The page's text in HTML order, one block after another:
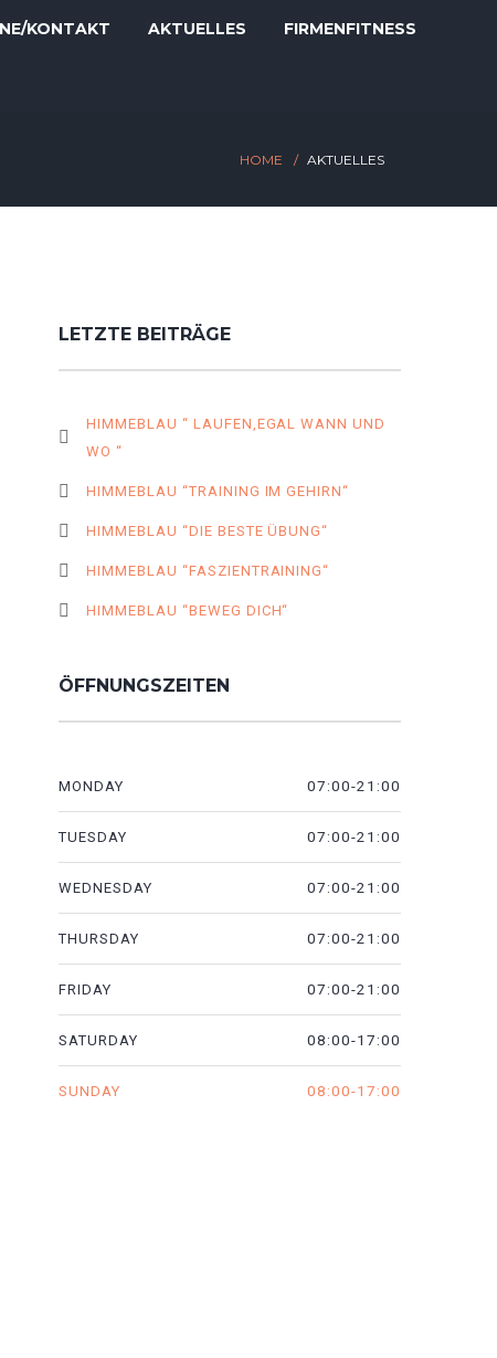
KONTAKT AKTUELLES FIRMENFITNESS
HOME AKTUELLES
LETZTE BEITRÄGE
HIMMEBLAU “ LAUFEN,EGAL WANN UND
WO “
HIMMEBLAU “TRAINING IM GEHIRN“
HIMMEBLAU “DIE BESTE ÜBUNG“
HIMMEBLAU “FASZIENTRAINING“
HIMMEBLAU “BEWEG DICH“
ÖFFNUNGSZEITEN
MONDAY 07:00-21:00
TUESDAY 07:00-21:00
WEDNESDAY 07:00-21:00
THURSDAY 07:00-21:00
FRIDAY 07:00-21:00
SATURDAY 08:00-17:00
SUNDAY 08:00-17:00